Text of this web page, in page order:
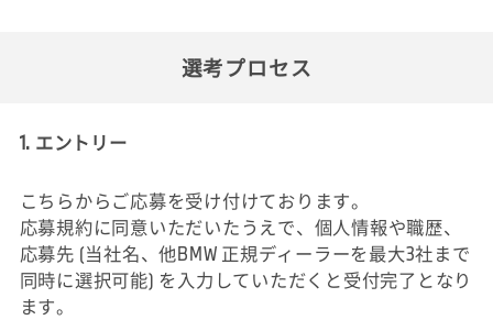
選考プロセス
1. エントリー
こちらからご応募を受け付けております。
応募規約に同意いただいたうえで、個人情報や職歴、
応募先 (当社名、他BMW 正規ディーラーを最大3社まで
同時に選択可能) を入力していただくと受付完了となり
ます。